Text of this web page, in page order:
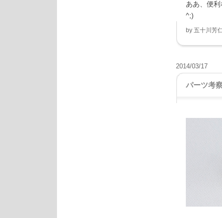
ああ、便
^;)
by 五十川芳
パーツ考
2014/03/17